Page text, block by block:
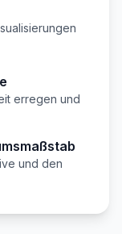
erregen und
und den